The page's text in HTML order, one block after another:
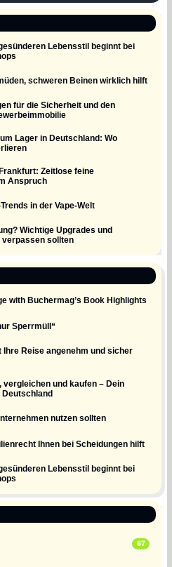
Lebensstil beginnt bei
schweren Beinen wirklich hilft
für die Sicherheit und den
Lager in Deutschland: Wo
Zeitlose feine
Anspruch
in der Vape-Welt
Wichtige Upgrades und
verpassen sollten
with Buchermag’s Book Highlights
Sperrmüll“
Reise angenehm und sicher
und kaufen – Dein
Deutschland
nutzen sollten
Ihnen bei Scheidungen hilft
Lebensstil beginnt bei
67